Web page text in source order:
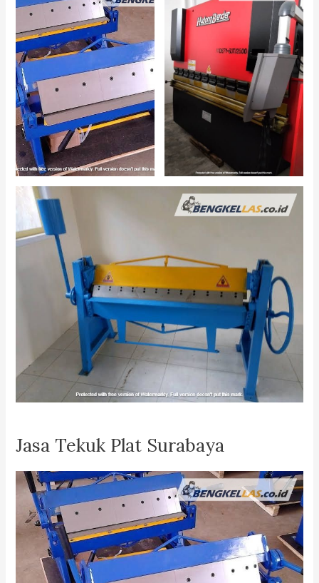
Jasa Tekuk Plat Surabaya